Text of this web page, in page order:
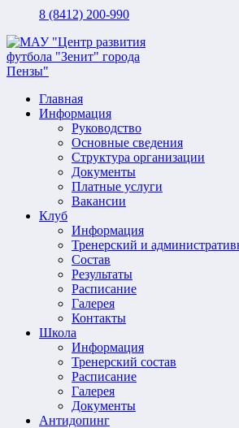
8 (8412) 200-990
Главная
Информация
Руководство
Основные сведения
Структура организации
Документы
Платные услуги
Вакансии
Клуб
Информация
Тренерский и
Состав
Результаты
Расписание
Галерея
Контакты
Школа
Информация
Тренерский состав
Расписание
Галерея
Документы
Антидопинг